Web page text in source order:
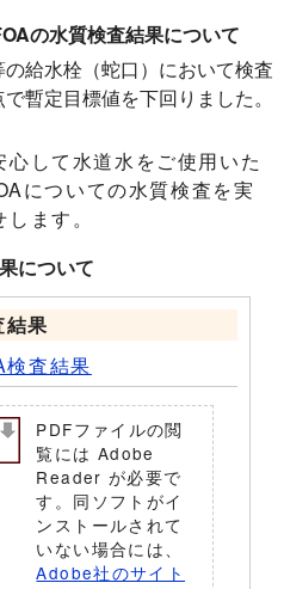
の水質検査結果について
給水栓（蛇口）において検査
暫定目標値を下回りました。
して水道水をご使用いた
についての水質検査を実
ます。
について
果
査結果
PDFファイルの閲
覧には Adobe
Reader が必要で
す。同ソフトがイ
ンストールされて
いない場合には、
Adobe社のサイト